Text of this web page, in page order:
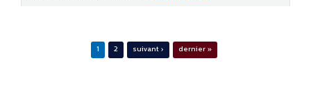
1 2 suivant › dernier »